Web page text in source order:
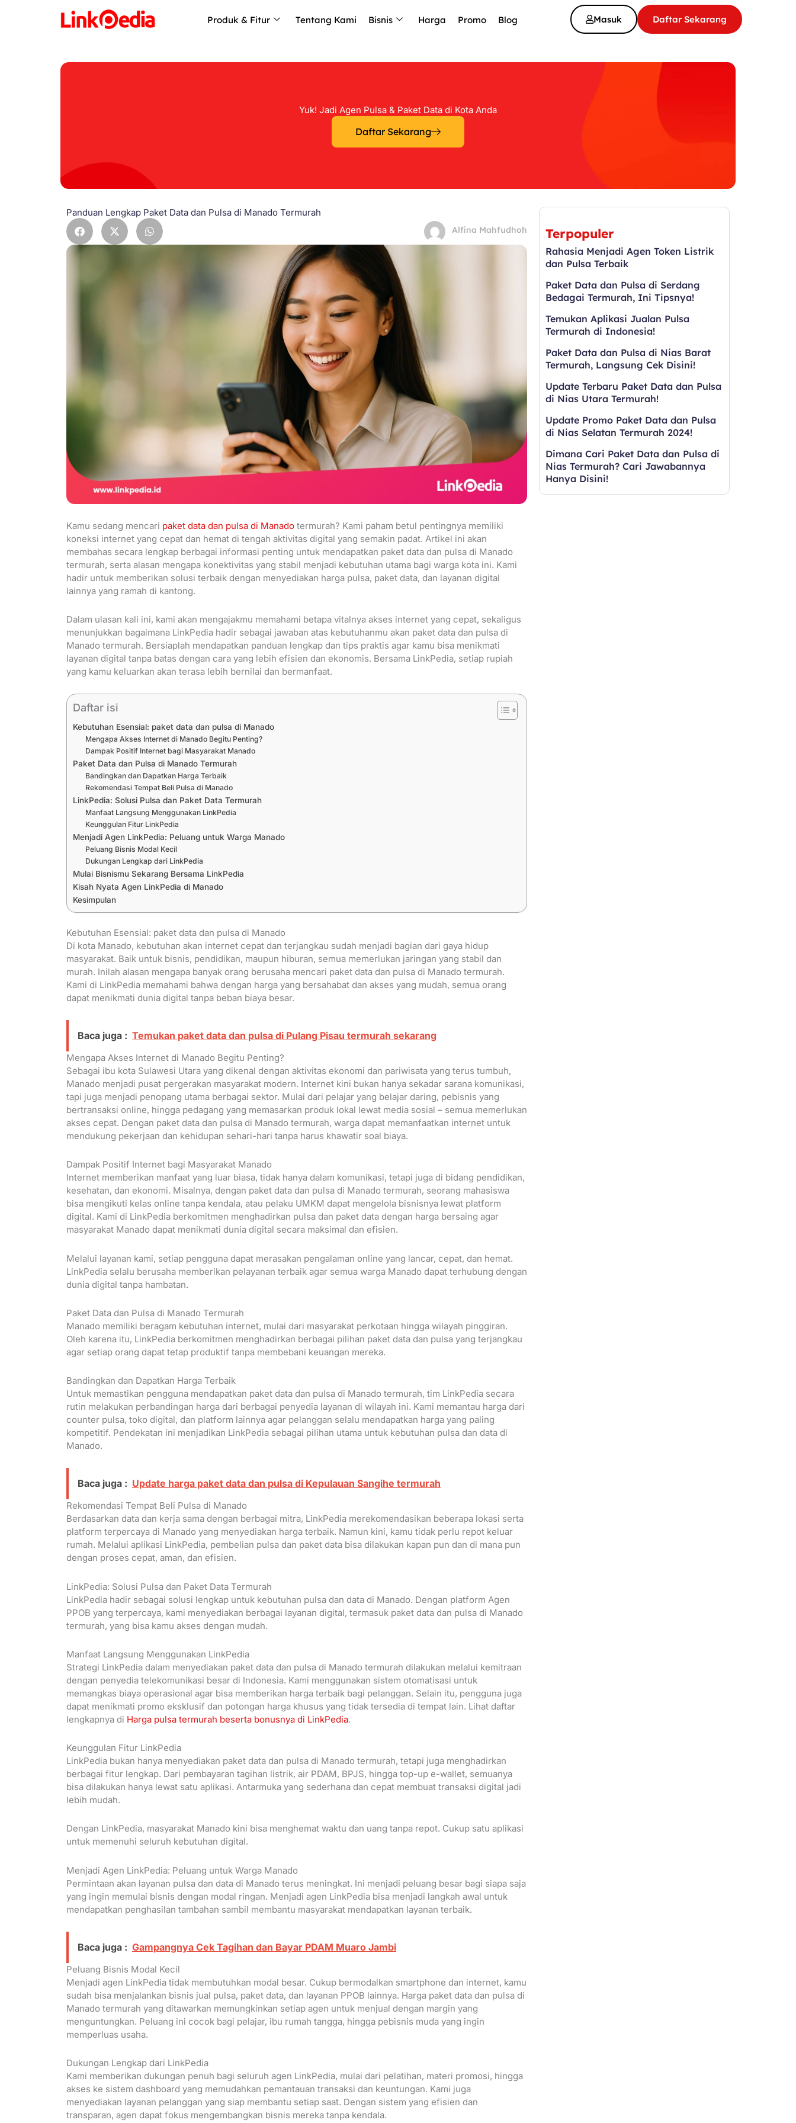
Daftar Sekarang
Masuk
Produk & Fitur Tentang Kami Bisnis Harga Promo Blog
Yuk! Jadi Agen Pulsa & Paket Data di Kota Anda
Daftar Sekarang
Panduan Lengkap Paket Data dan Pulsa di Manado Termurah
Alfina Mahfudhoh
Kamu sedang mencari paket data dan pulsa di Manado termurah? Kami paham betul pentingnya memiliki
koneksi internet yang cepat dan hemat di tengah aktivitas digital yang semakin padat. Artikel ini akan
membahas secara lengkap berbagai informasi penting untuk mendapatkan paket data dan pulsa di Manado
termurah, serta alasan mengapa konektivitas yang stabil menjadi kebutuhan utama bagi warga kota ini. Kami
hadir untuk memberikan solusi terbaik dengan menyediakan harga pulsa, paket data, dan layanan digital
lainnya yang ramah di kantong.
Dalam ulasan kali ini, kami akan mengajakmu memahami betapa vitalnya akses internet yang cepat, sekaligus
menunjukkan bagaimana LinkPedia hadir sebagai jawaban atas kebutuhanmu akan paket data dan pulsa di
Manado termurah. Bersiaplah mendapatkan panduan lengkap dan tips praktis agar kamu bisa menikmati
layanan digital tanpa batas dengan cara yang lebih efisien dan ekonomis. Bersama LinkPedia, setiap rupiah
yang kamu keluarkan akan terasa lebih bernilai dan bermanfaat.
Daftar isi
Kebutuhan Esensial: paket data dan pulsa di Manado
Mengapa Akses Internet di Manado Begitu Penting?
Dampak Positif Internet bagi Masyarakat Manado
Paket Data dan Pulsa di Manado Termurah
Bandingkan dan Dapatkan Harga Terbaik
Rekomendasi Tempat Beli Pulsa di Manado
LinkPedia: Solusi Pulsa dan Paket Data Termurah
Manfaat Langsung Menggunakan LinkPedia
Keunggulan Fitur LinkPedia
Menjadi Agen LinkPedia: Peluang untuk Warga Manado
Peluang Bisnis Modal Kecil
Dukungan Lengkap dari LinkPedia
Mulai Bisnismu Sekarang Bersama LinkPedia
Kisah Nyata Agen LinkPedia di Manado
Kesimpulan
Kebutuhan Esensial: paket data dan pulsa di Manado
Di kota Manado, kebutuhan akan internet cepat dan terjangkau sudah menjadi bagian dari gaya hidup
masyarakat. Baik untuk bisnis, pendidikan, maupun hiburan, semua memerlukan jaringan yang stabil dan
murah. Inilah alasan mengapa banyak orang berusaha mencari paket data dan pulsa di Manado termurah.
Kami di LinkPedia memahami bahwa dengan harga yang bersahabat dan akses yang mudah, semua orang
dapat menikmati dunia digital tanpa beban biaya besar.
Baca juga : Temukan paket data dan pulsa di Pulang Pisau termurah sekarang
Mengapa Akses Internet di Manado Begitu Penting?
Sebagai ibu kota Sulawesi Utara yang dikenal dengan aktivitas ekonomi dan pariwisata yang terus tumbuh,
Manado menjadi pusat pergerakan masyarakat modern. Internet kini bukan hanya sekadar sarana komunikasi,
tapi juga menjadi penopang utama berbagai sektor. Mulai dari pelajar yang belajar daring, pebisnis yang
bertransaksi online, hingga pedagang yang memasarkan produk lokal lewat media sosial – semua memerlukan
akses cepat. Dengan paket data dan pulsa di Manado termurah, warga dapat memanfaatkan internet untuk
mendukung pekerjaan dan kehidupan sehari-hari tanpa harus khawatir soal biaya.
Dampak Positif Internet bagi Masyarakat Manado
Internet memberikan manfaat yang luar biasa, tidak hanya dalam komunikasi, tetapi juga di bidang pendidikan,
kesehatan, dan ekonomi. Misalnya, dengan paket data dan pulsa di Manado termurah, seorang mahasiswa
bisa mengikuti kelas online tanpa kendala, atau pelaku UMKM dapat mengelola bisnisnya lewat platform
digital. Kami di LinkPedia berkomitmen menghadirkan pulsa dan paket data dengan harga bersaing agar
masyarakat Manado dapat menikmati dunia digital secara maksimal dan efisien.
Melalui layanan kami, setiap pengguna dapat merasakan pengalaman online yang lancar, cepat, dan hemat.
LinkPedia selalu berusaha memberikan pelayanan terbaik agar semua warga Manado dapat terhubung dengan
dunia digital tanpa hambatan.
Paket Data dan Pulsa di Manado Termurah
Manado memiliki beragam kebutuhan internet, mulai dari masyarakat perkotaan hingga wilayah pinggiran.
Oleh karena itu, LinkPedia berkomitmen menghadirkan berbagai pilihan paket data dan pulsa yang terjangkau
agar setiap orang dapat tetap produktif tanpa membebani keuangan mereka.
Bandingkan dan Dapatkan Harga Terbaik
Untuk memastikan pengguna mendapatkan paket data dan pulsa di Manado termurah, tim LinkPedia secara
rutin melakukan perbandingan harga dari berbagai penyedia layanan di wilayah ini. Kami memantau harga dari
counter pulsa, toko digital, dan platform lainnya agar pelanggan selalu mendapatkan harga yang paling
kompetitif. Pendekatan ini menjadikan LinkPedia sebagai pilihan utama untuk kebutuhan pulsa dan data di
Manado.
Baca juga : Update harga paket data dan pulsa di Kepulauan Sangihe termurah
Rekomendasi Tempat Beli Pulsa di Manado
Berdasarkan data dan kerja sama dengan berbagai mitra, LinkPedia merekomendasikan beberapa lokasi serta
platform terpercaya di Manado yang menyediakan harga terbaik. Namun kini, kamu tidak perlu repot keluar
rumah. Melalui aplikasi LinkPedia, pembelian pulsa dan paket data bisa dilakukan kapan pun dan di mana pun
dengan proses cepat, aman, dan efisien.
LinkPedia: Solusi Pulsa dan Paket Data Termurah
LinkPedia hadir sebagai solusi lengkap untuk kebutuhan pulsa dan data di Manado. Dengan platform Agen
PPOB yang terpercaya, kami menyediakan berbagai layanan digital, termasuk paket data dan pulsa di Manado
termurah, yang bisa kamu akses dengan mudah.
Manfaat Langsung Menggunakan LinkPedia
Strategi LinkPedia dalam menyediakan paket data dan pulsa di Manado termurah dilakukan melalui kemitraan
dengan penyedia telekomunikasi besar di Indonesia. Kami menggunakan sistem otomatisasi untuk
memangkas biaya operasional agar bisa memberikan harga terbaik bagi pelanggan. Selain itu, pengguna juga
dapat menikmati promo eksklusif dan potongan harga khusus yang tidak tersedia di tempat lain. Lihat daftar
lengkapnya di Harga pulsa termurah beserta bonusnya di LinkPedia.
Keunggulan Fitur LinkPedia
LinkPedia bukan hanya menyediakan paket data dan pulsa di Manado termurah, tetapi juga menghadirkan
berbagai fitur lengkap. Dari pembayaran tagihan listrik, air PDAM, BPJS, hingga top-up e-wallet, semuanya
bisa dilakukan hanya lewat satu aplikasi. Antarmuka yang sederhana dan cepat membuat transaksi digital jadi
lebih mudah.
Dengan LinkPedia, masyarakat Manado kini bisa menghemat waktu dan uang tanpa repot. Cukup satu aplikasi
untuk memenuhi seluruh kebutuhan digital.
Menjadi Agen LinkPedia: Peluang untuk Warga Manado
Permintaan akan layanan pulsa dan data di Manado terus meningkat. Ini menjadi peluang besar bagi siapa saja
yang ingin memulai bisnis dengan modal ringan. Menjadi agen LinkPedia bisa menjadi langkah awal untuk
mendapatkan penghasilan tambahan sambil membantu masyarakat mendapatkan layanan terbaik.
Baca juga : Gampangnya Cek Tagihan dan Bayar PDAM Muaro Jambi
Peluang Bisnis Modal Kecil
Menjadi agen LinkPedia tidak membutuhkan modal besar. Cukup bermodalkan smartphone dan internet, kamu
sudah bisa menjalankan bisnis jual pulsa, paket data, dan layanan PPOB lainnya. Harga paket data dan pulsa di
Manado termurah yang ditawarkan memungkinkan setiap agen untuk menjual dengan margin yang
menguntungkan. Peluang ini cocok bagi pelajar, ibu rumah tangga, hingga pebisnis muda yang ingin
memperluas usaha.
Dukungan Lengkap dari LinkPedia
Kami memberikan dukungan penuh bagi seluruh agen LinkPedia, mulai dari pelatihan, materi promosi, hingga
akses ke sistem dashboard yang memudahkan pemantauan transaksi dan keuntungan. Kami juga
menyediakan layanan pelanggan yang siap membantu setiap saat. Dengan sistem yang efisien dan
transparan, agen dapat fokus mengembangkan bisnis mereka tanpa kendala.
Terpopuler
Rahasia Menjadi Agen Token Listrik
dan Pulsa Terbaik
Paket Data dan Pulsa di Serdang
Bedagai Termurah, Ini Tipsnya!
Temukan Aplikasi Jualan Pulsa
Termurah di Indonesia!
Paket Data dan Pulsa di Nias Barat
Termurah, Langsung Cek Disini!
Update Terbaru Paket Data dan Pulsa
di Nias Utara Termurah!
Update Promo Paket Data dan Pulsa
di Nias Selatan Termurah 2024!
Dimana Cari Paket Data dan Pulsa di
Nias Termurah? Cari Jawabannya
Hanya Disini!